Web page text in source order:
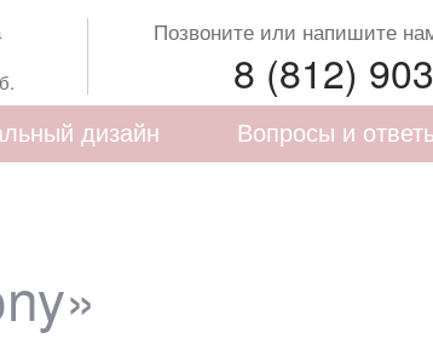
Позвоните или напишите
8 (812)
дизайн Вопросы и